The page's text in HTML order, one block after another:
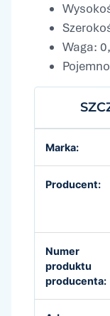
Waga:
Marka:
Producent:
Numer
produktu
producenta: